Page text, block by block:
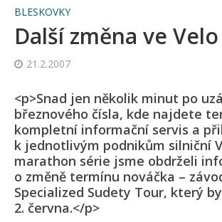
BLESKOVKY
Další změna ve
21.2.2007
<p>Snad jen několik minut po
březnového čísla, kde najdete
kompletní informační servis a
k jednotlivým podnikům silniční
marathon série jsme obdrželi
o změně termínu nováčka –
Specialized Sudety Tour, který
2. června.</p>